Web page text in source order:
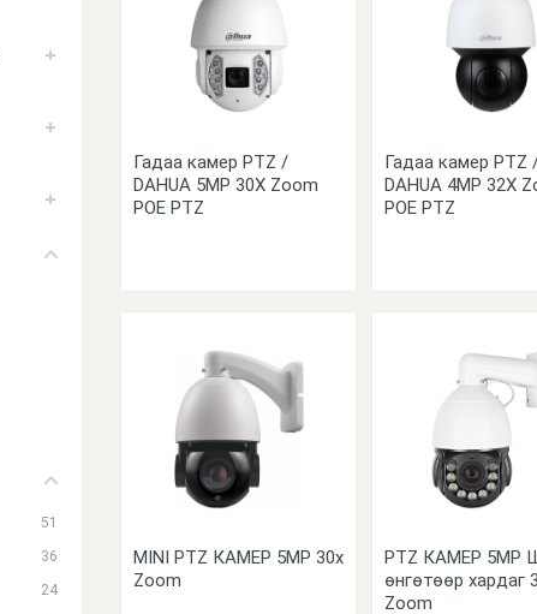
51
36
24
Гадаа камер PTZ /
DAHUA 5MP 30X Zoom
POE PTZ
Гадаа камер PTZ
DAHUA 4MP 32X
POE PTZ
MINI PTZ КАМЕР 5MP 30x
Zoom
PTZ КАМЕР 5MP
өнгөтөөр хардаг
Zoom